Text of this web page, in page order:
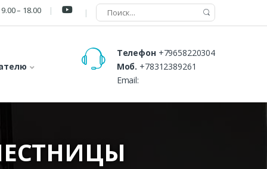
– 18.00
Телефон +79658220304
Моб. +78312389261
Email: